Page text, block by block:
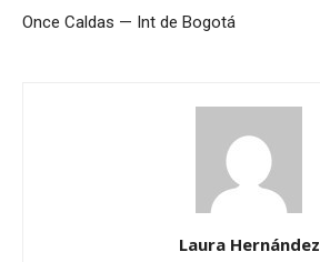
Once Caldas — Int de Bogotá
Laura Hernández